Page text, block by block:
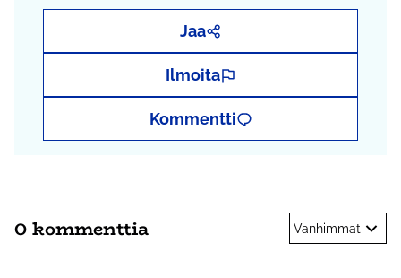
Jaa
Ilmoita
Kommentti
0 kommenttia Vanhimmat